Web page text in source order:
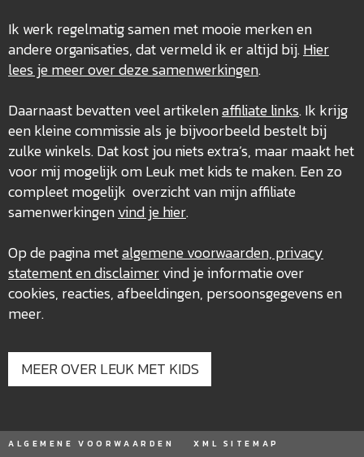
Ik werk regelmatig samen met mooie merken en
andere organisaties, dat vermeld ik er altijd bij.Hier
lees je meer over dezesamenwerkingen.
Daarnaast bevatten veel artikelenaffiliate links. Ik krijg
een kleine commissie als je bijvoorbeeld bestelt bij
zulke winkels. Dat kost jou niets extra’s, maar maakt het
voor mij mogelijk om Leuk met kids te maken. Een zo
compleet mogelijk overzicht van mijn affiliate
samenwerkingenvind je hier.
Op de pagina metalgemene voorwaarden, privacy
statement en disclaimervind je informatie over
cookies, reacties, afbeeldingen, persoonsgegevens en
meer.
MEER OVER LEUK MET KIDS
ALGEMENE VOORWAARDEN XML SITEMAP